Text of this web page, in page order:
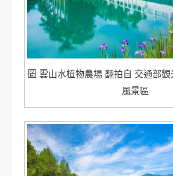
圖 雲山水植物農場 翻拍自 交通部
風景區